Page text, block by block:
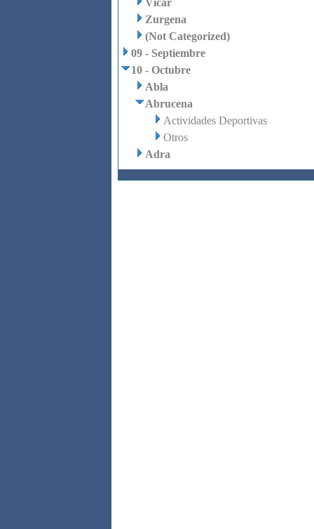
Vícar
Zurgena
(Not Categorized)
09 - Septiembre
10 - Octubre
Abla
Abrucena
Actividades Deportivas
Otros
Adra